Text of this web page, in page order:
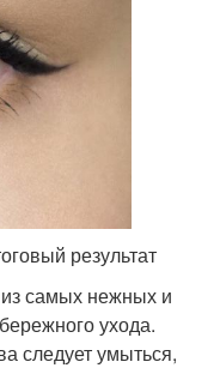
результат
из самых нежных и
ухода.
следует умыться,